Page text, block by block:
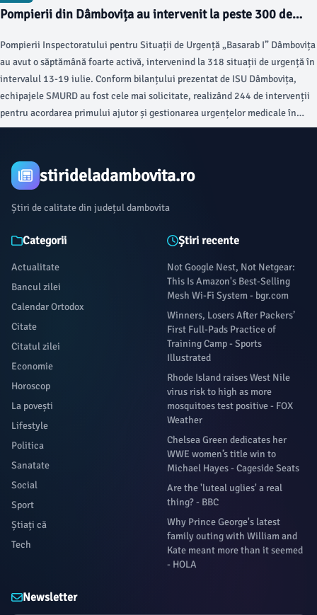
Pompierii din Dâmbovița au intervenit la peste 300 de
Pompierii Inspectoratului pentru Situații de Urgență „Basarab I” Dâmbovița
au avut o săptămână foarte activă, intervenind la 318 situații de urgență în
intervalul 13-19 iulie. Conform bilanțului prezentat de ISU Dâmbovița,
echipajele SMURD au fost cele mai solicitate, realizând 244 de intervenții
pentru acordarea primului ajutor și gestionarea urgențelor medicale în
județ.
stirideladambovita.ro
Știri de calitate din județul dambovita
Categorii
Actualitate
Bancul zilei
Calendar Ortodox
Citate
Citatul zilei
Economie
Horoscop
La povești
Lifestyle
Politica
Sanatate
Social
Sport
Știați că
Tech
Știri recente
Not Google Nest, Not Netgear:
This Is Amazon's Best-Selling
Mesh Wi-Fi System - bgr.com
Winners, Losers After Packers’
First Full-Pads Practice of
Training Camp - Sports
Illustrated
Rhode Island raises West Nile
virus risk to high as more
mosquitoes test positive - FOX
Weather
Chelsea Green dedicates her
WWE women’s title win to
Michael Hayes - Cageside Seats
Are the 'luteal uglies' a real
thing? - BBC
Why Prince George's latest
family outing with William and
Kate meant more than it seemed
- HOLA
Newsletter